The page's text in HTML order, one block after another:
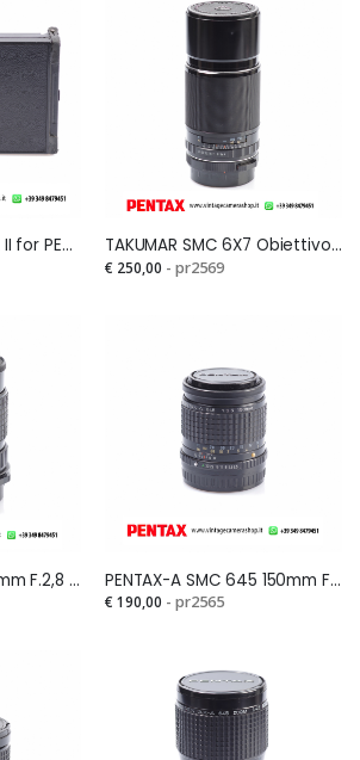
POLAROID PROBACK II for PENTAX 6X7 (raro)Si TAKUMAR SMC 6X7 Obiettivo 300mm F.4Si
€ 250,00 - pr2569
PENTAX SMC 67 165mm F.2,8 for MEDIO FORMATOSi PENTAX-A SMC 645 150mm F.3,5 for Medio Formato 645Si
€ 190,00 - pr2565